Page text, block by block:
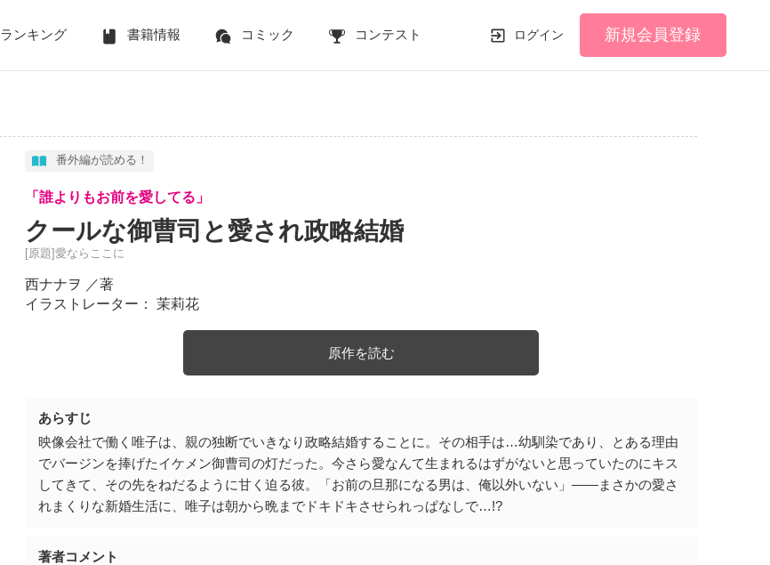
ランキング 書籍情報 コミック コンテスト ログイン 新規会員登録
番外編が読める！
「誰よりもお前を愛してる」
クールな御曹司と愛され政略結婚
[原題]愛ならここに
西ナナヲ ／著
イラストレーター： 茉莉花
原作を読む
あらすじ
映像会社で働く唯子は、親の独断でいきなり政略結婚することに。その相手は…幼馴染であり、とある理由
でバージンを捧げたイケメン御曹司の灯だった。今さら愛なんて生まれるはずがないと思っていたのにキス
してきて、その先をねだるように甘く迫る彼。「お前の旦那になる男は、俺以外いない」――まさかの愛さ
れまくりな新婚生活に、唯子は朝から晩までドキドキさせられっぱなしで…!?
著者コメント